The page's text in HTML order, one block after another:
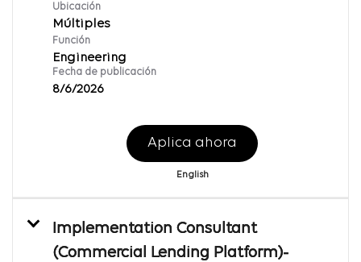
Ubicación
Múltiples
Función
Engineering
Fecha de publicación
8/6/2026
Aplica ahora
English
Implementation Consultant
(Commercial Lending Platform)-